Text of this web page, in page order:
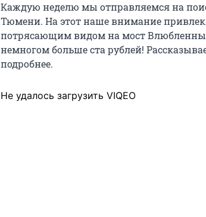
Каждую неделю мы отправляемся на
Тюмени. На этот наше внимание
потрясающим видом на мост
немногом больше ста рублей!
подробнее.
Не удалось загрузить VIQEO